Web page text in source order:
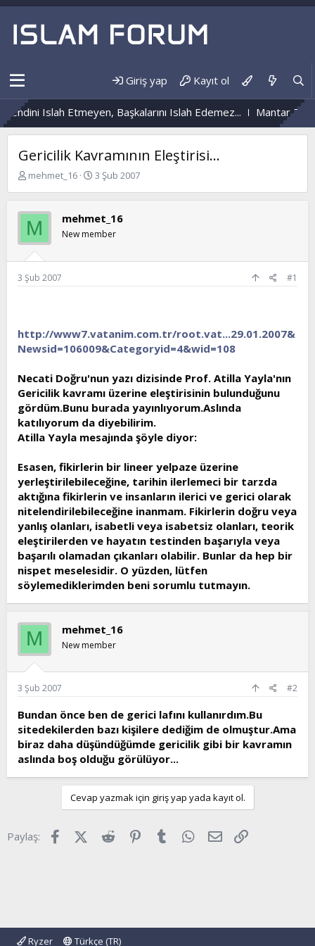
Giriş yap Kayıt ol
Islah Etmeyen, Başkalarını Islah Edemez... Mantar
Gericilik Kavramının Eleştirisi...
K
b
u
y
u
b
a
a
n
mehmet_16
B
a
n
ı
h
i
3 Şub 2007
M mehmet_16
New member
3 Şub 2007 #1
http://www7.vatanim.com.tr/root.vat...29.01.2007&
Newsid=106009&Categoryid=4&wid=108
Necati Doğru'nun yazı dizisinde Prof. Atilla Yayla'nın
Gericilik kavramı üzerine eleştirisinin bulunduğunu
gördüm.Bunu burada yayınlıyorum.Aslında
katılıyorum da diyebilirim.
Atilla Yayla mesajında şöyle diyor:
Esasen, fikirlerin bir lineer yelpaze üzerine
yerleştirilebileceğine, tarihin ilerlemeci bir tarzda
aktığına fikirlerin ve insanların ilerici ve gerici olarak
nitelendirilebileceğine inanmam. Fikirlerin doğru veya
yanlış olanları, isabetli veya isabetsiz olanları, teorik
eleştirilerden ve hayatın testinden başarıyla veya
başarılı olamadan çıkanları olabilir. Bunlar da hep bir
nispet meselesidir. O yüzden, lütfen
söylemediklerimden beni sorumlu tutmayın.
M mehmet_16
New member
3 Şub 2007 #2
Bundan önce ben de gerici lafını kullanırdım.Bu
sitedekilerden bazı kişilere dediğim de olmuştur.Ama
biraz daha düşündüğümde gericilik gibi bir kavramın
aslında boş olduğu görülüyor...
Cevap yazmak için giriş yap yada kayıt ol.
Paylaş: FacebookX (Twitter)
Reddit Pinterest
Tumblr WhatsApp
E-posta
Ryzer Türkçe (TR)